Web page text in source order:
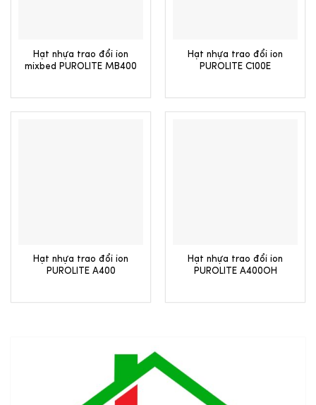
Hạt nhựa trao đổi ion
mixbed PUROLITE MB400
Hạt nhựa trao đổi ion
PUROLITE C100E
Hạt nhựa trao đổi ion
PUROLITE A400
Hạt nhựa trao đổi ion
PUROLITE A400OH